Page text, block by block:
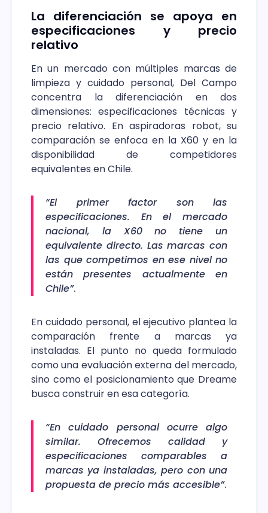
La diferenciación se apoya en
especificaciones y precio
relativo
En un mercado con múltiples marcas de
limpieza y cuidado personal, Del Campo
concentra la diferenciación en dos
dimensiones: especificaciones técnicas y
precio relativo. En aspiradoras robot, su
comparación se enfoca en la X60 y en la
disponibilidad de competidores
equivalentes en Chile.
“El primer factor son las
especificaciones. En el mercado
nacional, la X60 no tiene un
equivalente directo. Las marcas con
las que competimos en ese nivel no
están presentes actualmente en
Chile”.
En cuidado personal, el ejecutivo plantea la
comparación frente a marcas ya
instaladas. El punto no queda formulado
como una evaluación externa del mercado,
sino como el posicionamiento que Dreame
busca construir en esa categoría.
“En cuidado personal ocurre algo
similar. Ofrecemos calidad y
especificaciones comparables a
marcas ya instaladas, pero con una
propuesta de precio más accesible”.